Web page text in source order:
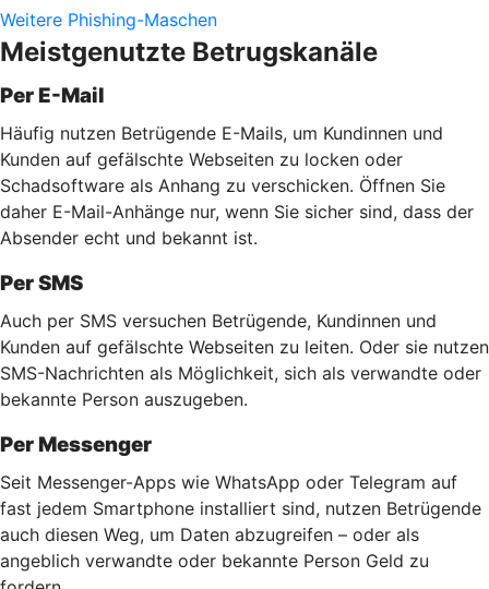
Weitere Phishing-Maschen
Meistgenutzte Betrugskanäle
Per E-Mail
Häufig nutzen Betrügende E-Mails, um Kundinnen und
Kunden auf gefälschte Webseiten zu locken oder
Schadsoftware als Anhang zu verschicken. Öffnen Sie
daher E-Mail-Anhänge nur, wenn Sie sicher sind, dass der
Absender echt und bekannt ist.
Per SMS
Auch per SMS versuchen Betrügende, Kundinnen und
Kunden auf gefälschte Webseiten zu leiten. Oder sie nutzen
SMS-Nachrichten als Möglichkeit, sich als verwandte oder
bekannte Person auszugeben.
Per Messenger
Seit Messenger-Apps wie WhatsApp oder Telegram auf
fast jedem Smartphone installiert sind, nutzen Betrügende
auch diesen Weg, um Daten abzugreifen – oder als
angeblich verwandte oder bekannte Person Geld zu